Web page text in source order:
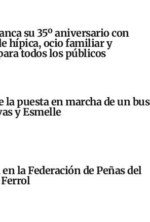
su 35º aniversario con
hípica, ocio familiar y
todos los públicos
la puesta en marcha de un bus
y Esmelle
la Federación de Peñas del